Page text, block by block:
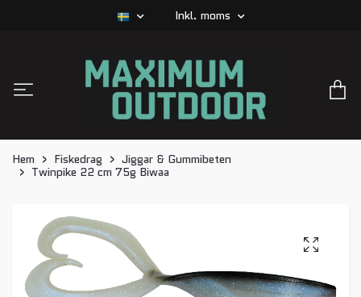
Inkl. moms
Hem Fiskedrag
Jiggar & Gummibeten
Twinpike 22 cm 75g Biwaa